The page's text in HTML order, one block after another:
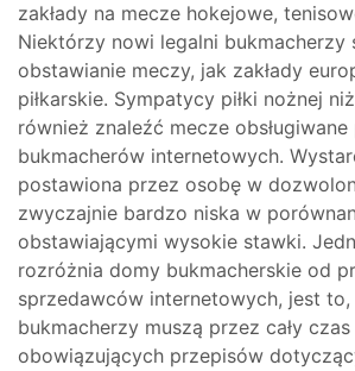
zakłady na mecze hokejowe,
Niektórzy nowi legalni bukmacherzy
obstawianie meczy, jak zakłady
piłkarskie. Sympatycy piłki nożnej
również znaleźć mecze
bukmacherów internetowych.
postawiona przez osobę w
zwyczajnie bardzo niska w
obstawiającymi wysokie stawki.
rozróżnia domy bukmacherskie od
sprzedawców internetowych, jest
bukmacherzy muszą przez cały
obowiązujących przepisów